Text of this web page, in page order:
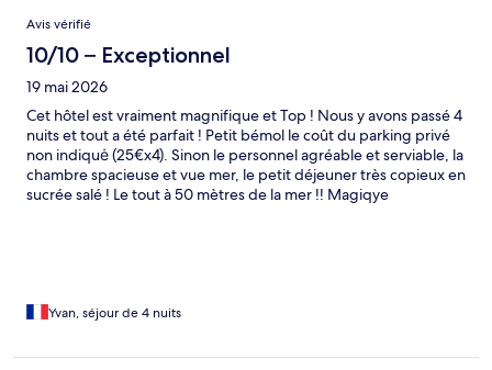
Avis
Avis vérifié
10/10 – Exceptionnel
19 mai 2026
Cet hôtel est vraiment magnifique et Top ! Nous y avons passé 4
nuits et tout a été parfait ! Petit bémol le coût du parking privé
non indiquė (25€x4). Sinon le personnel agréable et serviable, la
chambre spacieuse et vue mer, le petit déjeuner très copieux en
sucrée salé ! Le tout à 50 mètres de la mer !! Magiqye
Yvan, séjour de 4 nuits